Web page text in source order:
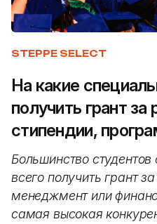
STEPPE SELECT
На какие
получить грант
стипендии,
Большинство
всего получить грант
менеджмент или
самая высокая